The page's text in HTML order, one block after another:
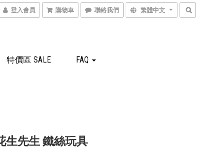
登入會員 購物車 聯絡我們 繁體中文
特價區 SALE FAQ
生先生 鐵絲玩具